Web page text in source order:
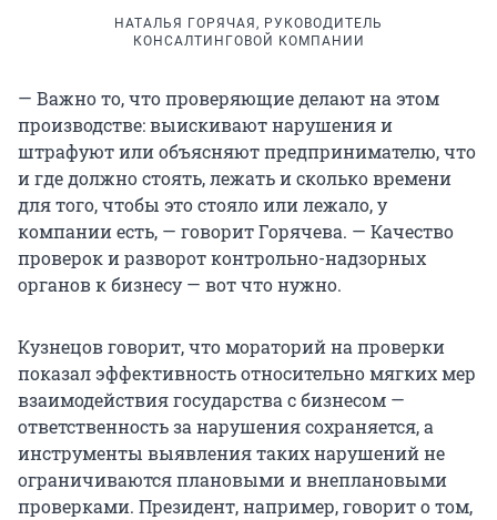
НАТАЛЬЯ ГОРЯЧАЯ, РУКОВОДИТЕЛЬ
КОНСАЛТИНГОВОЙ КОМПАНИИ
— Важно то, что проверяющие делают на этом
производстве: выискивают нарушения и
штрафуют или объясняют предпринимателю, что
и где должно стоять, лежать и сколько времени
для того, чтобы это стояло или лежало, у
компании есть, — говорит Горячева. — Качество
проверок и разворот контрольно-надзорных
органов к бизнесу — вот что нужно.
Кузнецов говорит, что мораторий на проверки
показал эффективность относительно мягких мер
взаимодействия государства с бизнесом —
ответственность за нарушения сохраняется, а
инструменты выявления таких нарушений не
ограничиваются плановыми и внеплановыми
проверками. Президент, например, говорит о том,